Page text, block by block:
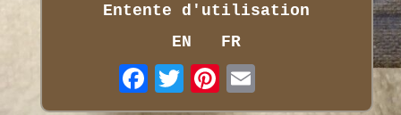
Entente d'utilisation
EN
FR